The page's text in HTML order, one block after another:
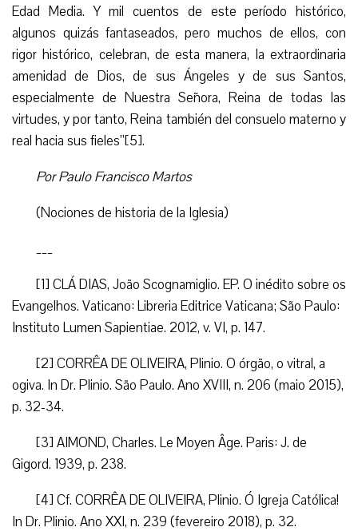
Edad Media. Y mil cuentos de este período histórico,
algunos quizás fantaseados, pero muchos de ellos, con
rigor histórico, celebran, de esta manera, la extraordinaria
amenidad de Dios, de sus Ángeles y de sus Santos,
especialmente de Nuestra Señora, Reina de todas las
virtudes, y por tanto, Reina también del consuelo materno y
real hacia sus fieles”[5].
Por Paulo Francisco Martos
(Nociones de historia de la Iglesia)
[1] CLÁ DIAS, João Scognamiglio. EP. O inédito sobre os
Evangelhos. Vaticano: Libreria Editrice Vaticana; São Paulo:
Instituto Lumen Sapientiae. 2012, v. VI, p. 147.
[2] CORRÊA DE OLIVEIRA, Plinio. O órgão, o vitral, a
ogiva. In Dr. Plinio. São Paulo. Ano XVIII, n. 206 (maio 2015),
p. 32-34.
[3] AIMOND, Charles. Le Moyen Âge. Paris: J. de
Gigord. 1939, p. 238.
[4] Cf. CORRÊA DE OLIVEIRA, Plinio. Ó Igreja Católica!
In Dr. Plinio. Ano XXI, n. 239 (fevereiro 2018), p. 32.